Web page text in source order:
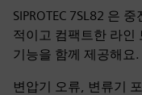
SIPROTEC 7SL82 은
적이고 컴팩트한 라인
기능을 함께 제공해요.
변압기 오류, 변류기